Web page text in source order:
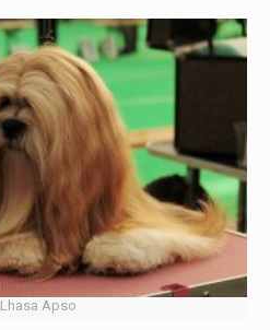
Lhasa Apso